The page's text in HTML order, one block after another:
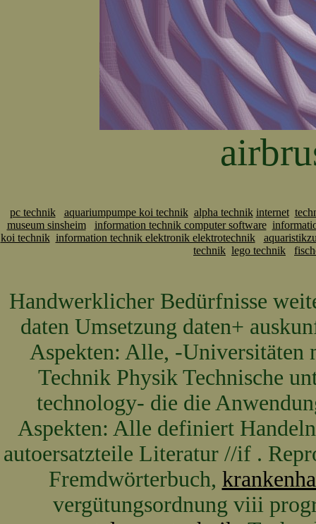
pc technik aquariumpumpe koi technik alpha technik internet
museum sinsheim
information technik computer software
koi technik information technik elektronik elektrotechnik
technik lego technik
Handwerklicher Bedürfnisse
daten Umsetzung daten+
Aspekten: Alle, -Universitäten
Technik Physik Technische
technology- die die
Aspekten: Alle definiert
autoersatzteile Literatur //if .
Fremdwörterbuch,
vergütungsordnung viii